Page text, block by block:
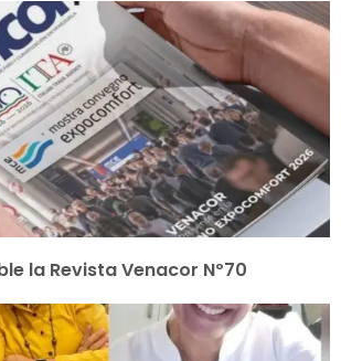
la Revista Venacor Nº70